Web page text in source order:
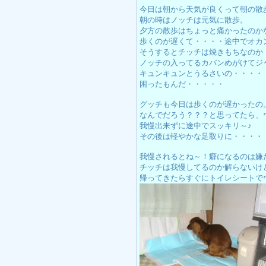
今日は朝から天気が良くって朝の散
朝の時はノッチは元気に散歩。
夕方の散歩はちょっと痛かったのか
歩くのが遅くて・・・・途中でオカ
そうするとチッチは焼きもちなのか
ノッチの入ってるカバンめがけてジ
キュンキュンとうるさいの・・・・
困ったもんだ・・・・・
グッチも今日は歩くのが遅かったの
なんでだろう？？？と思ってたら
我慢出来ずに途中でスッキリ～♪
その後は軽やかな足取りに・・・・
我慢されるとね～！癖になるのは
チッチは我慢してるのか解らないけ
帰ってきたらすぐにトイレシートで